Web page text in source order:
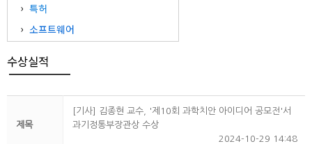
특허
소프트웨어
수상실적
제목
[기사] 김종현 교수, '제10회 과학치안 아이디어 공모전'서
과기정통부장관상 수상
2024-10-29 14:48